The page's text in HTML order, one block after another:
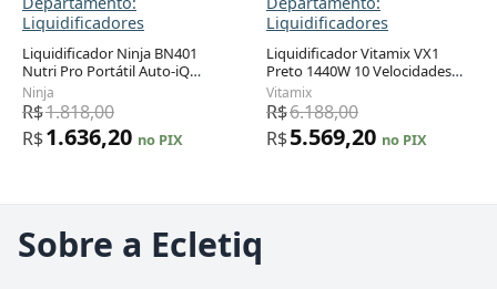
Liquidificadores
Liquidificador Ninja BN401
Nutri Pro Portátil Auto-iQ
1100W 2 Copos 120V Cinza
Ninja
R$1.818,00
R$1.636,20 no PIX
Liquidificadores
Liquidificador Vitamix VX1
Preto 1440W 10 Velocidades
com Jarro 1,9L Autolimpante
120V
Vitamix
R$6.188,00
R$5.569,20 no PIX
Sobre a Ecletiq